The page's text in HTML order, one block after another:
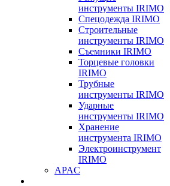
инструменты IRIMO
Спецодежда IRIMO
Строительные
инструменты IRIMO
Съемники IRIMO
Торцевые головки
IRIMO
Трубные
инструменты IRIMO
Ударные
инструменты IRIMO
Хранение
инструмента IRIMO
Электроинструмент
IRIMO
APAC